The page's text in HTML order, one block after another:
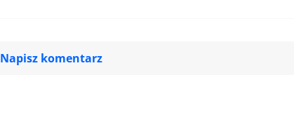
Napisz komentarz